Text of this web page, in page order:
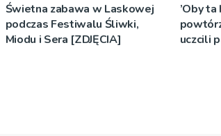
Świetna zabawa w Laskowej
podczas Festiwalu Śliwki,
Miodu i Sera [ZDJĘCIA]
’Oby
uczcili